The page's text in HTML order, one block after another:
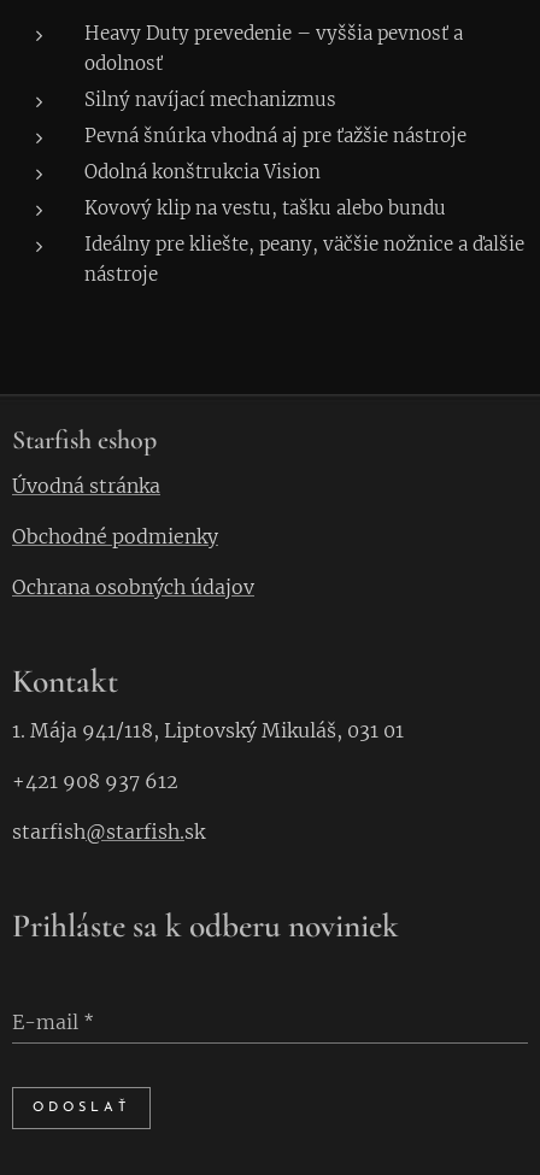
Heavy Duty prevedenie – vyššia pevnosť a
odolnosť
Silný navíjací mechanizmus
Pevná šnúrka vhodná aj pre ťažšie nástroje
Odolná konštrukcia Vision
Kovový klip na vestu, tašku alebo bundu
Ideálny pre kliešte, peany, väčšie nožnice a ďalšie
nástroje
Starfish eshop
Úvodná stránka
Obchodné podmienky
Ochrana osobných údajov
Kontakt
1. Mája 941/118, Liptovský Mikuláš, 031 01
+421 908 937 612
starfish@starfish.sk
Prihláste sa k odberu noviniek
E-mail
ODOSLAŤ